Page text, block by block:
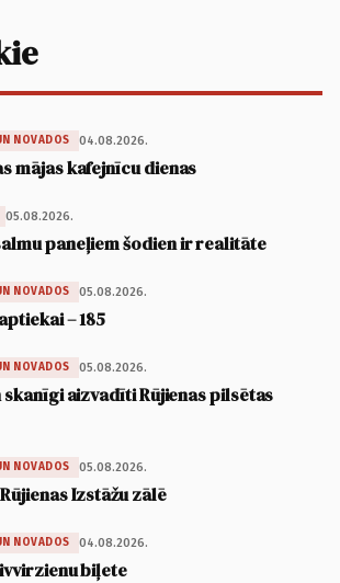
NOVADOS 04.08.2026.
mājas kafejnīcu dienas
05.08.2026.
paneļiem šodien ir realitāte
NOVADOS 05.08.2026.
– 185
NOVADOS 05.08.2026.
skanīgi aizvadīti Rūjienas pilsētas
NOVADOS 05.08.2026.
Izstāžu zālē
NOVADOS 04.08.2026.
biļete